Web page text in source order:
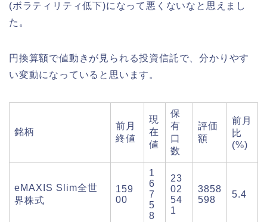
(ボラティリティ低下)になって悪くないなと思えまし
た。
円換算額で値動きが見られる投資信託で、分かりやす
い変動になっていると思います。
銘柄
前月
終値
現
在
値
保
有
口
数
評価
額
前月
比
(%)
eMAXIS Slim全世
界株式
159
00
1
6
7
5
8
23
02
54
1
3858
598
5.4